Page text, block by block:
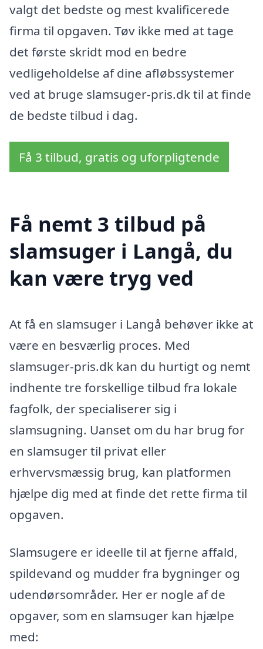
valgt det bedste og mest kvalificerede
firma til opgaven. Tøv ikke med at tage
det første skridt mod en bedre
vedligeholdelse af dine afløbssystemer
ved at bruge slamsuger-pris.dk til at finde
de bedste tilbud i dag.
Få 3 tilbud, gratis og uforpligtende
Få nemt 3 tilbud på
slamsuger i Langå, du
kan være tryg ved
At få en slamsuger i Langå behøver ikke at
være en besværlig proces. Med
slamsuger-pris.dk kan du hurtigt og nemt
indhente tre forskellige tilbud fra lokale
fagfolk, der specialiserer sig i
slamsugning. Uanset om du har brug for
en slamsuger til privat eller
erhvervsmæssig brug, kan platformen
hjælpe dig med at finde det rette firma til
opgaven.
Slamsugere er ideelle til at fjerne affald,
spildevand og mudder fra bygninger og
udendørsområder. Her er nogle af de
opgaver, som en slamsuger kan hjælpe
med: